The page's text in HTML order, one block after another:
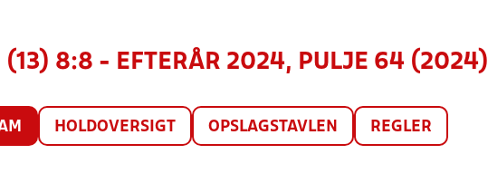
(13) 8:8 - EFTERÅR 2024, PULJE 64 (2024)
HOLDOVERSIGT OPSLAGSTAVLEN REGLER